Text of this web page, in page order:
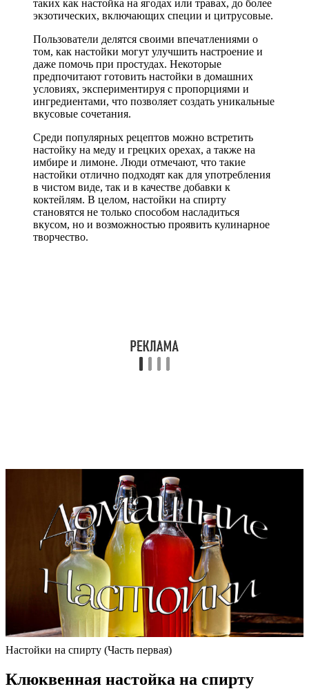
таких как настойка на ягодах или травах, до более
экзотических, включающих специи и цитрусовые.
Пользователи делятся своими впечатлениями о
том, как настойки могут улучшить настроение и
даже помочь при простудах. Некоторые
предпочитают готовить настойки в домашних
условиях, экспериментируя с пропорциями и
ингредиентами, что позволяет создать уникальные
вкусовые сочетания.
Среди популярных рецептов можно встретить
настойку на меду и грецких орехах, а также на
имбире и лимоне. Люди отмечают, что такие
настойки отлично подходят как для употребления
в чистом виде, так и в качестве добавки к
коктейлям. В целом, настойки на спирту
становятся не только способом насладиться
вкусом, но и возможностью проявить кулинарное
творчество.
Настойки на спирту (Часть первая)
Клюквенная настойка на спирту